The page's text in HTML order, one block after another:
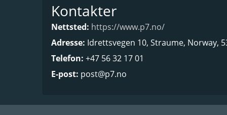
Kontakter
Nettsted: https://www.p7.no/
Adresse: Idrettsvegen 10, Straume, Norway,
Telefon: +47 56 32 17 01
E-post: post@p7.no